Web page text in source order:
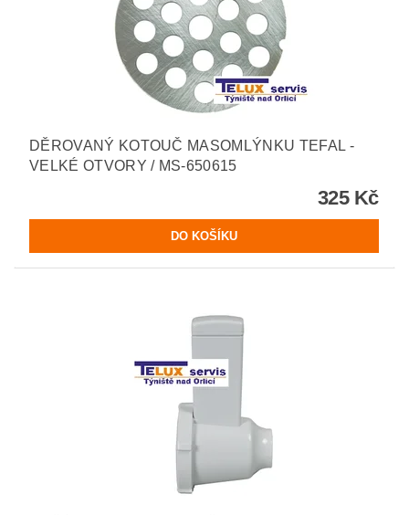
DĚROVANÝ KOTOUČ MASOMLÝNKU TEFAL -
VELKÉ OTVORY / MS-650615
325 Kč